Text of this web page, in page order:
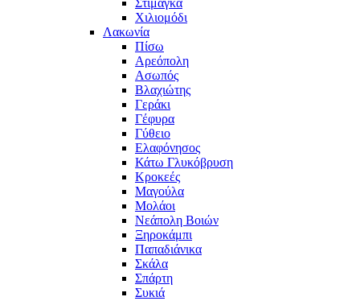
Στιμάγκα
Χιλιομόδι
Λακωνία
Πίσω
Αρεόπολη
Ασωπός
Βλαχιώτης
Γεράκι
Γέφυρα
Γύθειο
Ελαφόνησος
Κάτω Γλυκόβρυση
Κροκεές
Μαγούλα
Μολάοι
Νεάπολη Βοιών
Ξηροκάμπι
Παπαδιάνικα
Σκάλα
Σπάρτη
Συκιά